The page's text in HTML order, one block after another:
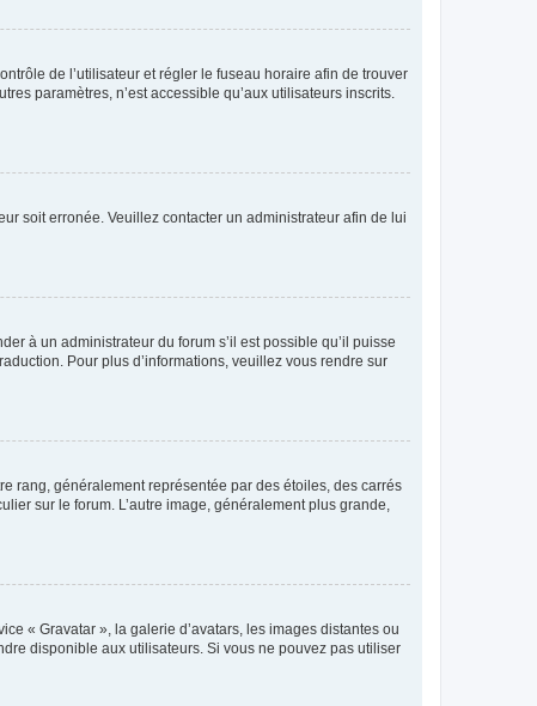
de l’utilisateur et régler le fuseau horaire afin de trouver
paramètres, n’est accessible qu’aux utilisateurs inscrits.
soit erronée. Veuillez contacter un administrateur afin de lui
à un administrateur du forum s’il est possible qu’il puisse
Pour plus d’informations, veuillez vous rendre sur
rang, généralement représentée par des étoiles, des carrés
sur le forum. L’autre image, généralement plus grande,
« Gravatar », la galerie d’avatars, les images distantes ou
disponible aux utilisateurs. Si vous ne pouvez pas utiliser